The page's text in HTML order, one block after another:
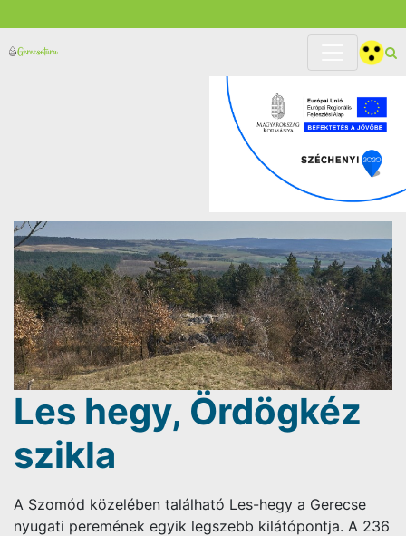
Les hegy, Ördögkéz
szikla
A Szomód közelében található Les-hegy a Gerecse
nyugati peremének egyik legszebb kilátópontja. A 236